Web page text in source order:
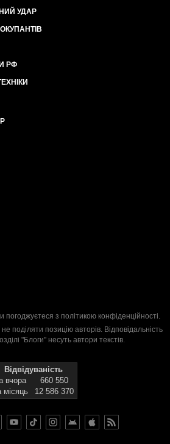
УДАР
РФ
погоджуєтеся з політикою конфіденційності.
поділяти позицію авторів. Відповідальність
"Блоги" несуть автори текстів.
Відвідуваність
вчора
660 550
місяць
12 586 370